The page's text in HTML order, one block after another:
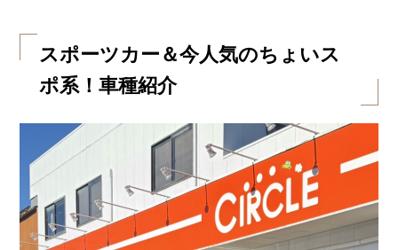
スポーツカー＆今人気のちょいス
ポ系！車種紹介